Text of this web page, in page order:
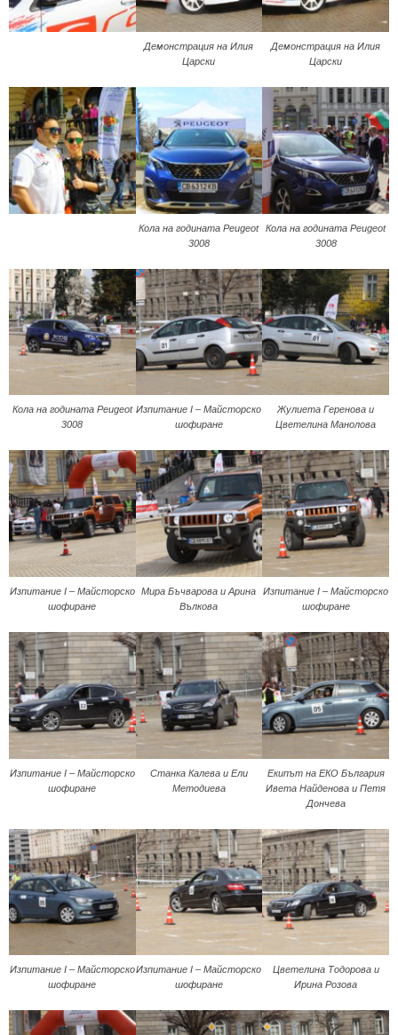
Демонстрация на Илия
Царски
Демонстрация на Илия
Царски
Кола на годината Peugeot
3008
Кола на годината Peugeot
3008
Кола на годината Peugeot
3008
Изпитание I – Майсторско
шофиране
Жулиета Геренова и
Цветелина Манолова
Изпитание I – Майсторско
шофиране
Мира Бъчварова и Арина
Вълкова
Изпитание I – Майсторско
шофиране
Изпитание I – Майсторско
шофиране
Станка Калева и Ели
Методиева
Екипът на ЕКО България
Ивета Найденова и Петя
Дончева
Изпитание I – Майсторско
шофиране
Изпитание I – Майсторско
шофиране
Цветелина Тодорова и
Ирина Розова